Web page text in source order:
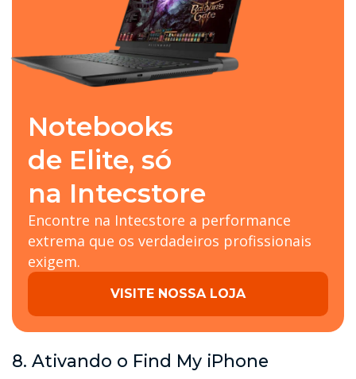
Notebooks
de Elite, só
na Intecstore
Encontre na Intecstore a performance
extrema que os verdadeiros profissionais
exigem.
VISITE NOSSA LOJA
8. Ativando o Find My iPhone